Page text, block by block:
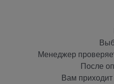
Менеджер
После
Вам